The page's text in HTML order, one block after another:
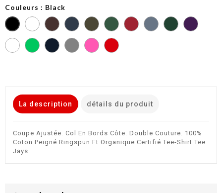
Couleurs : Black
La description détails du produit
Coupe Ajustée. Col En Bords Côte. Double Couture. 100%
Coton Peigné Ringspun Et Organique Certifié Tee-Shirt Tee
Jays